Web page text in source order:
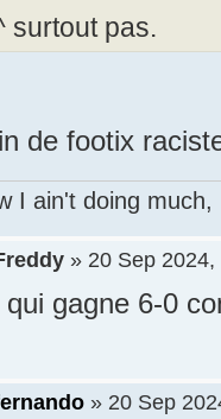
surtout pas.
de footix
I ain't doing
» 20 Sep 2024,
qui gagne 6-0
» 20 Sep